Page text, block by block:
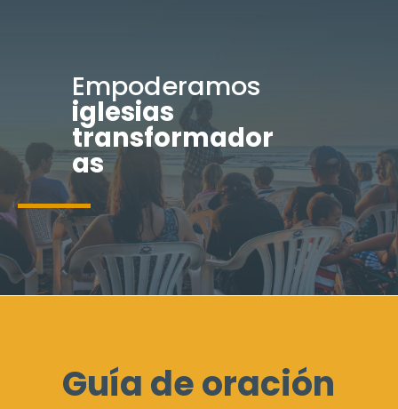
Empoderamos
iglesias
transformador
as
Guía de oración